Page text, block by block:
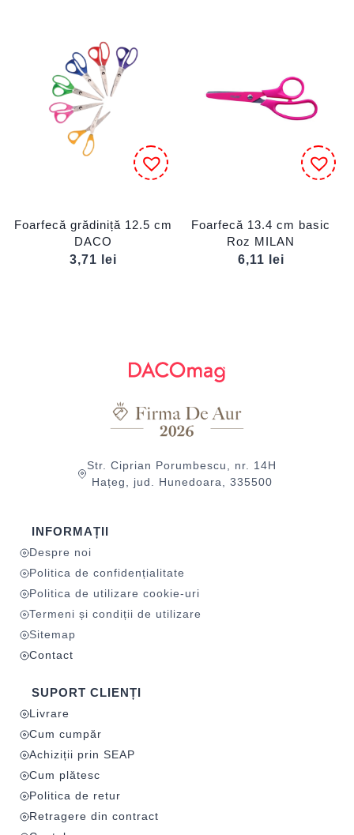
Foarfecă grădiniță 12.5 cm
DACO
3,71
lei
Foarfecă 13.4 cm basic
Roz MILAN
6,11
lei
Str. Ciprian Porumbescu, nr. 14H
Hațeg, jud. Hunedoara, 335500
INFORMAȚII
Despre noi
Politica de confidențialitate
Politica de utilizare cookie-uri
Termeni și condiții de utilizare
Sitemap
Contact
SUPORT CLIENȚI
Livrare
Cum cumpăr
Achiziții prin SEAP
Cum plătesc
Politica de retur
Retragere din contract